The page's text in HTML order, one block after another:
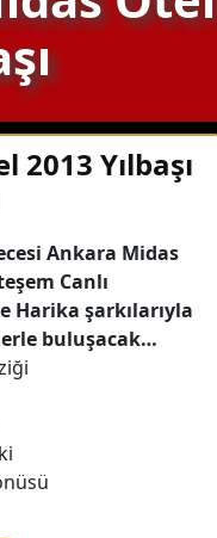
2013 Yılbaşı
Ankara Midas
Canlı
Harika şarkılarıyla
buluşacak…